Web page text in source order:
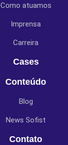
Como atuamos
Imprensa
Carreira
Cases
Conteúdo
Blog
News Sofist
Contato